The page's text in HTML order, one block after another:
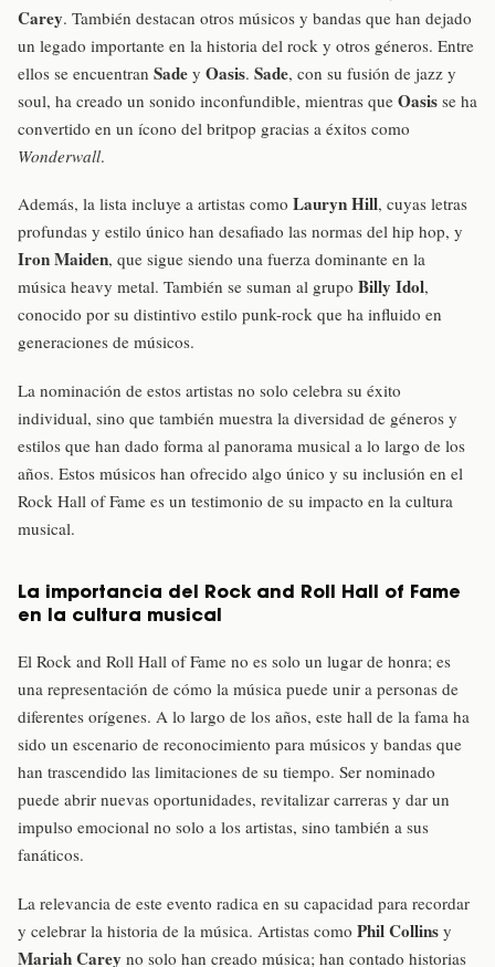
Carey. También destacan otros músicos y bandas que han dejado
un legado importante en la historia del rock y otros géneros. Entre
ellos se encuentran Sade y Oasis. Sade, con su fusión de jazz y
soul, ha creado un sonido inconfundible, mientras que Oasis se ha
convertido en un ícono del britpop gracias a éxitos como
Wonderwall.
Además, la lista incluye a artistas como Lauryn Hill, cuyas letras
profundas y estilo único han desafiado las normas del hip hop, y
Iron Maiden, que sigue siendo una fuerza dominante en la
música heavy metal. También se suman al grupo Billy Idol,
conocido por su distintivo estilo punk-rock que ha influido en
generaciones de músicos.
La nominación de estos artistas no solo celebra su éxito
individual, sino que también muestra la diversidad de géneros y
estilos que han dado forma al panorama musical a lo largo de los
años. Estos músicos han ofrecido algo único y su inclusión en el
Rock Hall of Fame es un testimonio de su impacto en la cultura
musical.
La importancia del Rock and Roll Hall of Fame
en la cultura musical
El Rock and Roll Hall of Fame no es solo un lugar de honra; es
una representación de cómo la música puede unir a personas de
diferentes orígenes. A lo largo de los años, este hall de la fama ha
sido un escenario de reconocimiento para músicos y bandas que
han trascendido las limitaciones de su tiempo. Ser nominado
puede abrir nuevas oportunidades, revitalizar carreras y dar un
impulso emocional no solo a los artistas, sino también a sus
fanáticos.
La relevancia de este evento radica en su capacidad para recordar
y celebrar la historia de la música. Artistas como Phil Collins y
Mariah Carey no solo han creado música; han contado historias